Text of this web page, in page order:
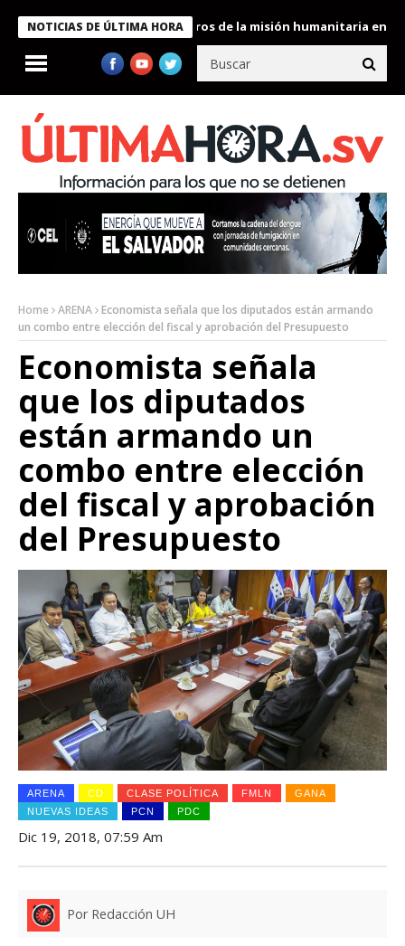
NOTICIAS DE ÚLTIMA HORA
Bukele condecora a miembros de la misión humanitaria enviada a
Home ARENA Economista señala que los diputados están armando
un combo entre elección del fiscal y aprobación del Presupuesto
Economista señala
que los diputados
están armando un
combo entre elección
del fiscal y aprobación
del Presupuesto
ARENA CD CLASE POLÍTICA FMLN
GANA
NUEVAS IDEAS
PCN PDC
Dic 19, 2018, 07:59 Am
Por Redacción UH